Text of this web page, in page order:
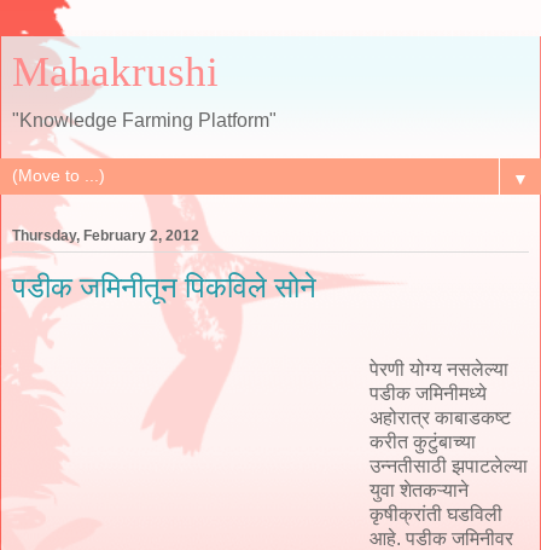
Mahakrushi
"Knowledge Farming Platform"
▼
Thursday, February 2, 2012
पडीक जमिनीतून पिकविले सोने
पेरणी योग्य नसलेल्या
पडीक जमिनीमध्ये
अहोरात्र काबाडकष्ट
करीत कुटुंबाच्या
उन्नतीसाठी झपाटलेल्या
युवा शेतकऱ्याने
कृषीक्रांती घडविली
आहे. पडीक जमिनीवर